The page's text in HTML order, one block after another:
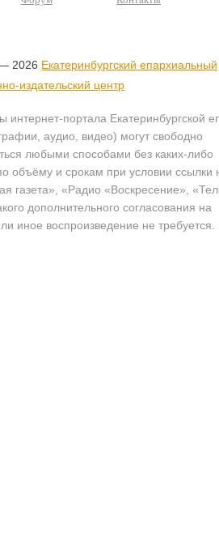
2026 Екатеринбургский епархиальный
издательский центр
интернет-портала Екатеринбургской
аудио, видео) могут свободно
любыми способами без каких-либо
объёму и срокам при условии ссылки
газета», «Радио «Воскресение»,
дополнительного согласования на
иное воспроизведение не требуется.